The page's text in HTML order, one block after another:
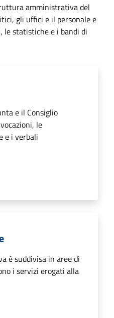
amministrativa del
gli uffici e il personale e
le statistiche e i bandi di
e il Consiglio
le
e i verbali
è suddivisa in aree di
i servizi erogati alla